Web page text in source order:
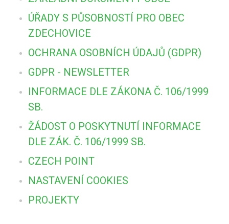
ÚŘADY S PŮSOBNOSTÍ PRO OBEC
ZDECHOVICE
OCHRANA OSOBNÍCH ÚDAJŮ (GDPR)
GDPR - NEWSLETTER
INFORMACE DLE ZÁKONA Č. 106/1999
SB.
ŽÁDOST O POSKYTNUTÍ INFORMACE
DLE ZÁK. Č. 106/1999 SB.
CZECH POINT
NASTAVENÍ COOKIES
PROJEKTY